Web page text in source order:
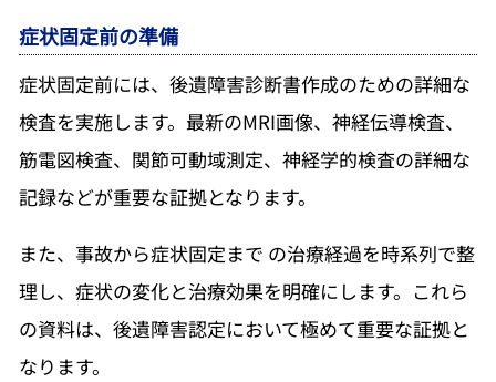
症状固定前の準備
症状固定前には、後遺障害診断書作成のための詳細な
検査を実施します。最新のMRI画像、神経伝導検査、
筋電図検査、関節可動域測定、神経学的検査の詳細な
記録などが重要な証拠となります。
また、事故から症状固定まで の治療経過を時系列で整
理し、症状の変化と治療効果を明確にします。これら
の資料は、後遺障害認定において極めて重要な証拠と
なります。